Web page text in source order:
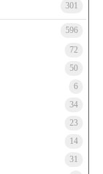
301
596
72
50
6
34
23
14
31